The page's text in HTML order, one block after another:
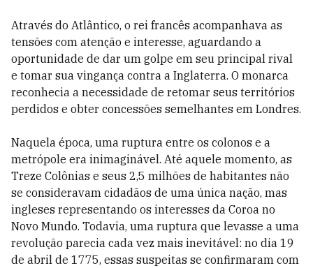
Através do Atlântico, o rei francês acompanhava as
tensões com atenção e interesse, aguardando a
oportunidade de dar um golpe em seu principal rival
e tomar sua vingança contra a Inglaterra. O monarca
reconhecia a necessidade de retomar seus territórios
perdidos e obter concessões semelhantes em Londres.
Naquela época, uma ruptura entre os colonos e a
metrópole era inimaginável. Até aquele momento, as
Treze Colônias e seus 2,5 milhões de habitantes não
se consideravam cidadãos de uma única nação, mas
ingleses representando os interesses da Coroa no
Novo Mundo. Todavia, uma ruptura que levasse a uma
revolução parecia cada vez mais inevitável: no dia 19
de abril de 1775, essas suspeitas se confirmaram com